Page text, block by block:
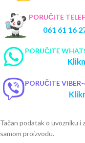
PORUČITE
061 61 16
PORUČITE
PORUČITE
Tačan podatak o uvozniku i
samom proizvodu.